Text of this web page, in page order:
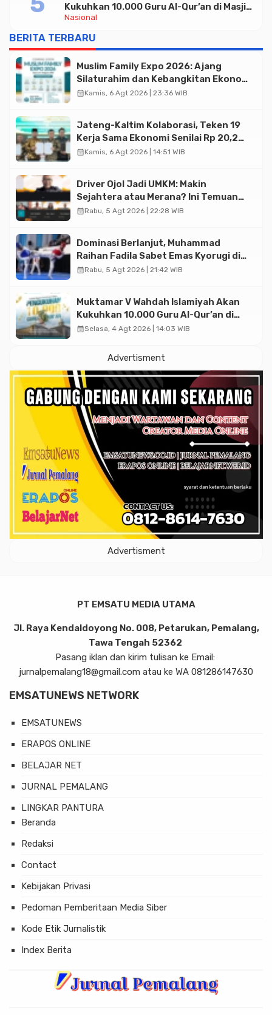
Nasional
Kukuhkan 10.000 Guru Al-Qur’an di Masjid
Istiqlal
BERITA TERBARU
Muslim Family Expo 2026: Ajang
Silaturahim dan Kebangkitan Ekonomi
Halal di Jakarta
calendar_monthKamis, 6 Agt 2026 | 23:36 WIB
Jateng-Kaltim Kolaborasi, Teken 19
Kerja Sama Ekonomi Senilai Rp 20,2
Triliun
calendar_monthKamis, 6 Agt 2026 | 14:51 WIB
Driver Ojol Jadi UMKM: Makin
Sejahtera atau Merana? Ini Temuan
Diskusi Paramadina
calendar_monthRabu, 5 Agt 2026 | 22:28 WIB
Dominasi Berlanjut, Muhammad
Raihan Fadila Sabet Emas Kyorugi di
Asian Taekwondo Indonesia Open
calendar_monthRabu, 5 Agt 2026 | 21:42 WIB
Muktamar V Wahdah Islamiyah Akan
Kukuhkan 10.000 Guru Al-Qur’an di
Masjid Istiqlal
calendar_monthSelasa, 4 Agt 2026 | 14:03 WIB
Advertisment
Advertisment
PT EMSATU MEDIA UTAMA
Jl. Raya Kendaldoyong No. 008, Petarukan, Pemalang,
Tawa Tengah 52362
Pasang iklan dan kirim tulisan ke Email:
jurnalpemalang18@gmail.com atau ke WA 081286147630
EMSATUNEWS NETWORK
EMSATUNEWS
ERAPOS ONLINE
BELAJAR NET
JURNAL PEMALANG
LINGKAR PANTURA
Beranda
Redaksi
Contact
Kebijakan Privasi
Pedoman Pemberitaan Media Siber
Kode Etik Jurnalistik
Index Berita